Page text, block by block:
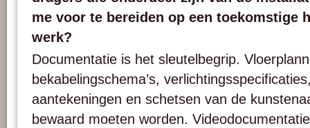
me voor te bereiden op een toekomstige
werk?
Documentatie is het sleutelbegrip.
bekabelingschema’s,
aantekeningen en schetsen van de
bewaard moeten worden.